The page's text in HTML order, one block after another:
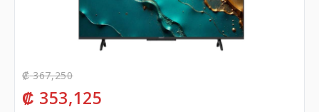
₡367,250
₡ 353,125